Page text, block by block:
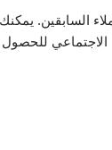
السابقين.